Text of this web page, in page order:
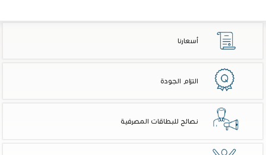
أسعارنا
التزام الجودة
نصائح للبطاقات المصرفية